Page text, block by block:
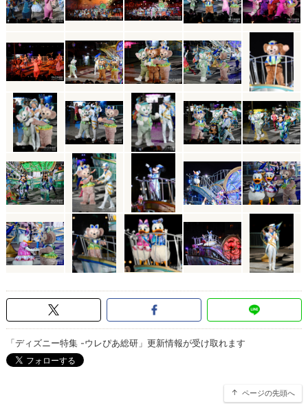
「ディズニー特集 -ウレぴあ総研」更新情報が受け取れます
ページの先頭へ